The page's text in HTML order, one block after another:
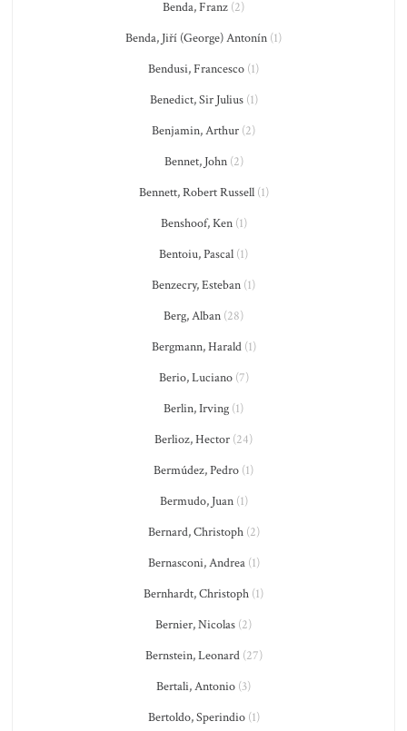
Benda, Franz (2)
Benda, Jiří (George) Antonín (1)
Bendusi, Francesco (1)
Benedict, Sir Julius(1)
Benjamin, Arthur (2)
Bennet, John(2)
Bennett, Robert Russell(1)
Benshoof, Ken(1)
Bentoiu, Pascal (1)
Benzecry, Esteban (1)
Berg, Alban (28)
Bergmann, Harald(1)
Berio, Luciano(7)
Berlin, Irving (1)
Berlioz, Hector (24)
Bermúdez, Pedro (1)
Bermudo, Juan(1)
Bernard, Christoph(2)
Bernasconi, Andrea(1)
Bernhardt, Christoph (1)
Bernier, Nicolas (2)
Bernstein, Leonard(27)
Bertali, Antonio (3)
Bertoldo, Sperindio(1)